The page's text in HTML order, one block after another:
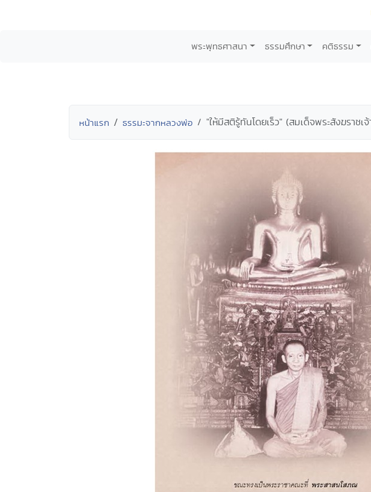
พระพุทธศาสนา ธรรมศึกษา คติธรรม
หน้าแรก ธรรมะจากหลวงพ่อ "ให้มีสติรู้ทันโดยเร็ว" (สมเด็จพระสังฆราชเจ้